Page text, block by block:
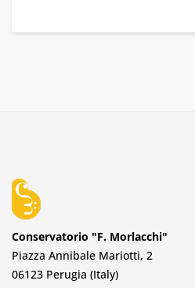
Conservatorio "F. Morlacchi"
Piazza Annibale Mariotti, 2
06123 Perugia (Italy)